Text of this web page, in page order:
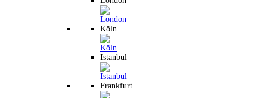
Köln
Istanbul
Frankfurt